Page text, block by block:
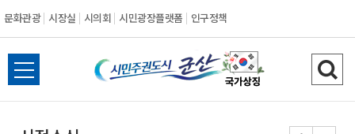
문화관광 시장실 시의회 시민광장플랫폼 인구정책
시
민
전
체
검
색